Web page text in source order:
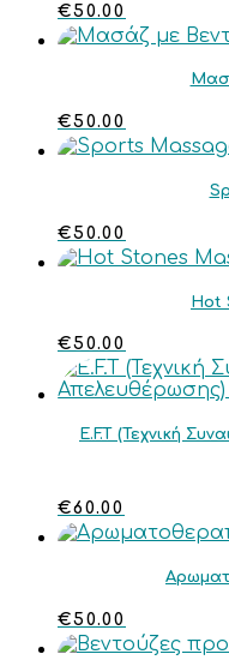
€50.00
€50.00
€50.00
Hot
€50.00
E.F.T (Τεχνική
€60.00
€50.00